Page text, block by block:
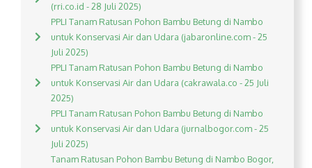
(rri.co.id - 28 Juli 2025)
PPLI Tanam Ratusan Pohon Bambu Betung di Nambo
untuk Konservasi Air dan Udara (jabaronline.com - 25
Juli 2025)
PPLI Tanam Ratusan Pohon Bambu Betung di Nambo
untuk Konservasi Air dan Udara (cakrawala.co - 25 Juli
2025)
PPLI Tanam Ratusan Pohon Bambu Betung di Nambo
untuk Konservasi Air dan Udara (jurnalbogor.com - 25
Juli 2025)
Tanam Ratusan Pohon Bambu Betung di Nambo Bogor,